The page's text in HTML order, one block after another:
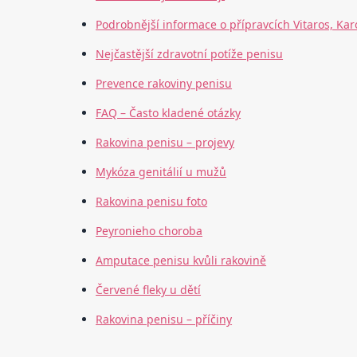
Podrobnější informace o přípravcích Vitaros,
Nejčastější zdravotní potíže penisu
Prevence rakoviny penisu
FAQ – Často kladené otázky
Rakovina penisu – projevy
Mykóza genitálií u mužů
Rakovina penisu foto
Peyronieho choroba
Amputace penisu kvůli rakovině
Červené fleky u dětí
Rakovina penisu – příčiny